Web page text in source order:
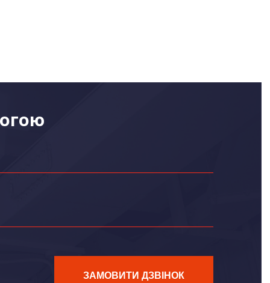
ЗАМОВИТИ ДЗВІНОК